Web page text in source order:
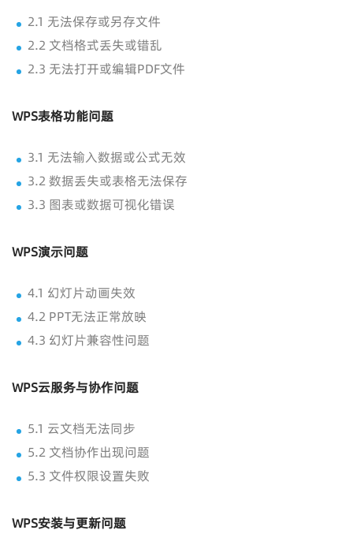
2.1 无法保存或另存文件
2.2 文档格式丢失或错乱
2.3 无法打开或编辑PDF文件
WPS表格功能问题
3.1 无法输入数据或公式无效
3.2 数据丢失或表格无法保存
3.3 图表或数据可视化错误
WPS演示问题
4.1 幻灯片动画失效
4.2 PPT无法正常放映
4.3 幻灯片兼容性问题
WPS云服务与协作问题
5.1 云文档无法同步
5.2 文档协作出现问题
5.3 文件权限设置失败
WPS安装与更新问题